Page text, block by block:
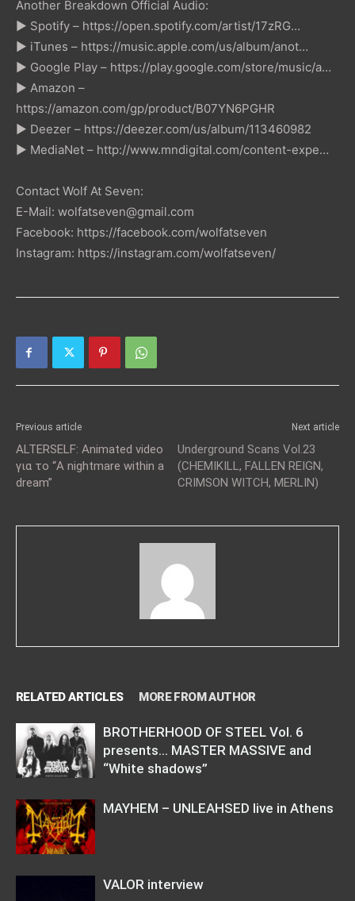
Another Breakdown Official Audio:
► Spotify – https://open.spotify.com/artist/17zRG…
► iTunes – https://music.apple.com/us/album/anot…
► Google Play – https://play.google.com/store/music/a…
► Amazon –
https://amazon.com/gp/product/B07YN6PGHR
► Deezer – https://deezer.com/us/album/113460982
► MediaNet – http://www.mndigital.com/content-expe…
Contact Wolf At Seven:
E-Mail: wolfatseven@gmail.com
Facebook: https://facebook.com/wolfatseven
Instagram: https://instagram.com/wolfatseven/
Previous article
ALTERSELF: Animated video
για το “A nightmare within a
dream”
Next article
Underground Scans Vol.23
(CHEMIKILL, FALLEN REIGN,
CRIMSON WITCH, MERLIN)
RELATED ARTICLES MORE FROM AUTHOR
BROTHERHOOD OF STEEL Vol. 6
presents… MASTER MASSIVE and
“White shadows”
MAYHEM – UNLEAHSED live in Athens
VALOR interview